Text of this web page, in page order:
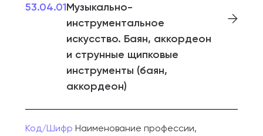
53.04.01Музыкально-
инструментальное
искусство. Баян, аккордеон
и струнные щипковые
инструменты (баян,
аккордеон)
Код/Шифр Наименование профессии,